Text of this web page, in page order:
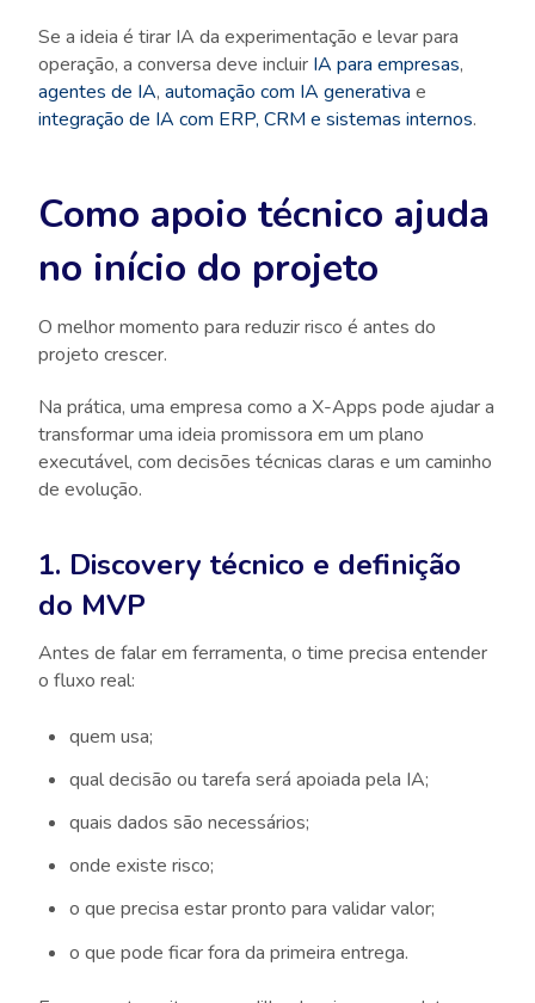
Se a ideia é tirar IA da experimentação e levar para
operação, a conversa deve incluir IA para empresas,
agentes de IA, automação com IA generativa e
integração de IA com ERP, CRM e sistemas internos.
Como apoio técnico ajuda
no início do projeto
O melhor momento para reduzir risco é antes do
projeto crescer.
Na prática, uma empresa como a X-Apps pode ajudar a
transformar uma ideia promissora em um plano
executável, com decisões técnicas claras e um caminho
de evolução.
1. Discovery técnico e definição
do MVP
Antes de falar em ferramenta, o time precisa entender
o fluxo real:
quem usa;
qual decisão ou tarefa será apoiada pela IA;
quais dados são necessários;
onde existe risco;
o que precisa estar pronto para validar valor;
o que pode ficar fora da primeira entrega.